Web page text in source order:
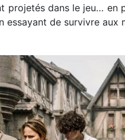
projetés dans le jeu… en
essayant de survivre